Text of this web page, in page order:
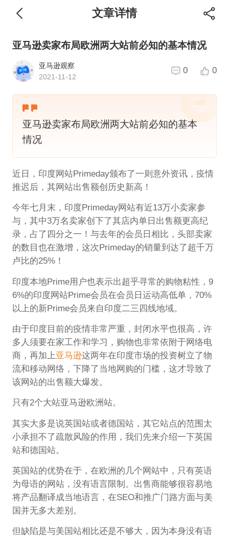
文章详情
亚马逊卖家布局欧洲两大站前必知的基本情况
亚马逊观察
2021-11-12
0 0
亚马逊卖家布局欧洲两大站前必知的基本
情况
近日，印度网站Primeday颁布了一则意外资讯，疫情
推迟后，其网站出售额创历史新高！
今年七月末，印度Primeday网站有近13万小卖家参
与，其中3万名卖家创下了其店内单日出售额更高纪
录，占了四分之一！与去年的会员日相比，头部卖家
的数目也在激增，这次Primeday的销量到达了超千万
卢比的25%！
印度本地Prime用户也表示出超乎寻常的购物粘性，9
6%的印度网站Prime会员在会员日运动高低单，70%
以上的新Prime会员来自印度二三四线地域。
由于印度目前的疫情非常严重，封闭水平也很高，许
多人须要在家工作和学习，购物也非常依附于网络电
商，再加上亚马逊这两年在印度市场的投资树立了物
流和移动网络，下降了当地网购的门槛，这才导致了
该网站的出售额大爆发。
只有2个大站亚马逊欧洲站。
其实大多是说英国站或者德国站，其它站点的范围太
小承担不了疏散风险的作用，我们先来介绍一下英国
站和德国站。
英国站的优势在于，在欧洲的几个网站中，只有英语
为母语的网站，没有语言限制。出售商能够很容易地
将产品翻译成当地语言，在SEO和推广门路方面与美
国并无多大差别。
但缺陷是与美国站相比还是不够大，因为本身没有语